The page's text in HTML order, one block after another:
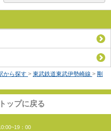
から探す > 東武鉄道東武伊勢崎線 > 剛
ップに戻る
：00